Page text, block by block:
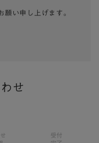
願い申し上げます。
せ
受付